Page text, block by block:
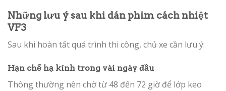
Những lưu ý sau khi dán phim cách nhiệt
VF3
Sau khi hoàn tất quá trình thi công, chủ xe cần lưu ý:
Hạn chế hạ kính trong vài ngày đầu
Thông thường nên chờ từ 48 đến 72 giờ để lớp keo